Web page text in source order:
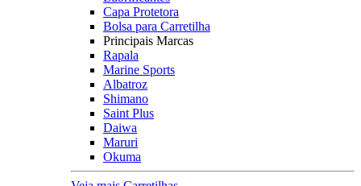
Capa Protetora
Bolsa para Carretilha
Principais Marcas
Rapala
Marine Sports
Albatroz
Shimano
Saint Plus
Daiwa
Maruri
Okuma